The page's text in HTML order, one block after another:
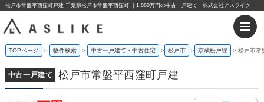
松戸市常盤平西窪町戸建 千葉県松戸市常盤平西窪町 ｜1,880万円の中古一戸建て｜株式会社アスライク
TOPページ 物件検索 中古一戸建て・中古住宅 松戸市 京成松戸線 松戸市常
中古一戸建て 松戸市常盤平西窪町戸建